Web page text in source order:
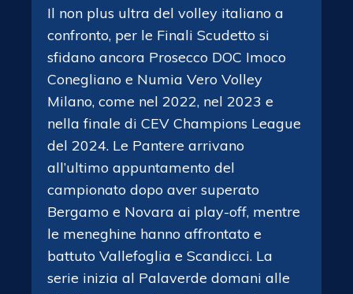
Il non plus ultra del volley italiano a
confronto, per le Finali Scudetto si
sfidano ancora Prosecco DOC Imoco
Conegliano e Numia Vero Volley
Milano, come nel 2022, nel 2023 e
nella finale di CEV Champions League
del 2024. Le Pantere arrivano
all’ultimo appuntamento del
campionato dopo aver superato
Bergamo e Novara ai play-off, mentre
le meneghine hanno affrontato e
battuto Vallefoglia e Scandicci. La
serie inizia al Palaverde domani alle